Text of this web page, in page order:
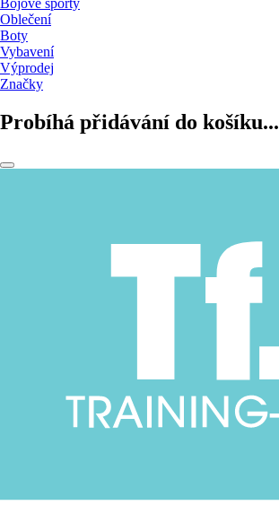
Bojové sporty
Oblečení
Boty
Vybavení
Výprodej
Značky
Probíhá přidávání do košíku...